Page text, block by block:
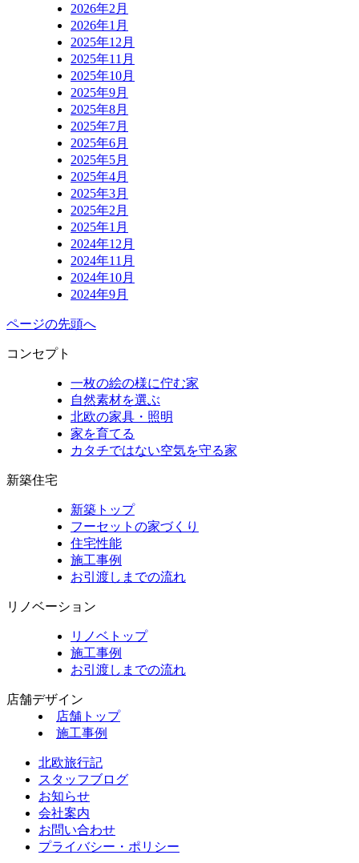
2026年2月
2026年1月
2025年12月
2025年11月
2025年10月
2025年9月
2025年8月
2025年7月
2025年6月
2025年5月
2025年4月
2025年3月
2025年2月
2025年1月
2024年12月
2024年11月
2024年10月
2024年9月
ページの先頭へ
コンセプト
一枚の絵の様に佇む家
自然素材を選ぶ
北欧の家具・照明
家を育てる
カタチではない空気を守る家
新築住宅
新築トップ
フーセットの家づくり
住宅性能
施工事例
お引渡しまでの流れ
リノベーション
リノベトップ
施工事例
お引渡しまでの流れ
店舗デザイン
店舗トップ
施工事例
北欧旅行記
スタッフブログ
お知らせ
会社案内
お問い合わせ
プライバシー・ポリシー